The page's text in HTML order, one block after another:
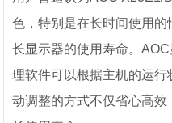
色，特别是在长时间使用
长显示器的使用寿命。
理软件可以根据主机的运
动调整的方式不仅省心高